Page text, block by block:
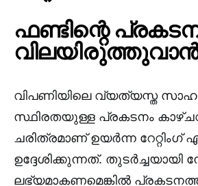
ഫണ്ടിന്റെ
വിപണിയിലെ വ്യത്യസ്ത
സ്ഥിരതയുള്ള പ്രകടനം
ചരിത്രമാണ് ഉയർന്ന
ഉദ്ദേശിക്കുന്നത്. തുടർച്ചയായി
ലഭ്യമാകണമെങ്കിൽ